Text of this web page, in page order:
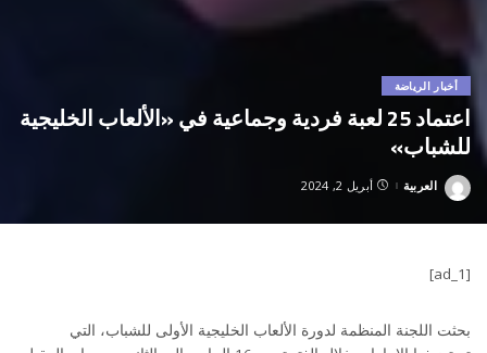
أخبار الرياضة
اعتماد 25 لعبة فردية وجماعية في «الألعاب الخليجية
للشباب»
Posted
العربية أبريل 2, 2024
[ad_1]
بحثت اللجنة المنظمة لدورة الألعاب الخليجية الأولى للشباب، التي